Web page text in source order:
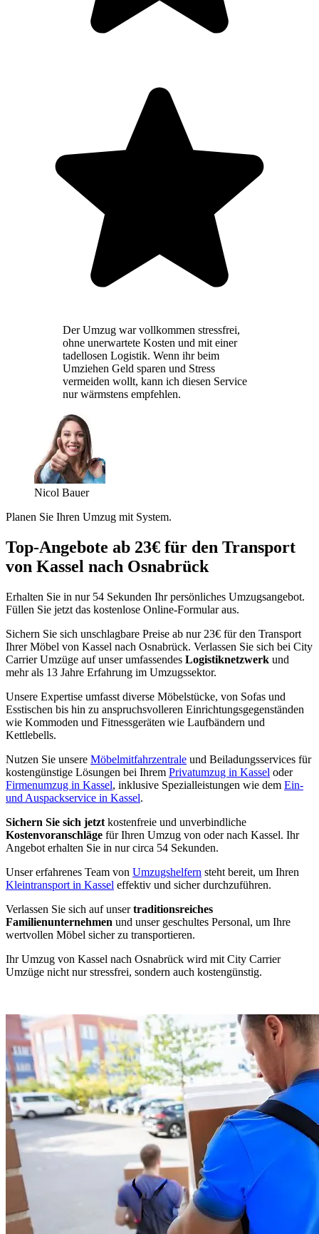
Der Umzug war vollkommen stressfrei,
ohne unerwartete Kosten und mit einer
tadellosen Logistik. Wenn ihr beim
Umziehen Geld sparen und Stress
vermeiden wollt, kann ich diesen Service
nur wärmstens empfehlen.
Nicol Bauer
Planen Sie Ihren Umzug mit System.
Top-Angebote ab 23€ für den Transport
von Kassel nach Osnabrück
Erhalten Sie in nur 54 Sekunden Ihr persönliches Umzugsangebot.
Füllen Sie jetzt das kostenlose Online-Formular aus.
Sichern Sie sich unschlagbare Preise ab nur 23€ für den Transport
Ihrer Möbel von Kassel nach Osnabrück. Verlassen Sie sich bei City
Carrier Umzüge auf unser umfassendes Logistiknetzwerk und
mehr als 13 Jahre Erfahrung im Umzugssektor.
Unsere Expertise umfasst diverse Möbelstücke, von Sofas und
Esstischen bis hin zu anspruchsvolleren Einrichtungsgegenständen
wie Kommoden und Fitnessgeräten wie Laufbändern und
Kettlebells.
Nutzen Sie unsere Möbelmitfahrzentrale und Beiladungsservices für
kostengünstige Lösungen bei Ihrem Privatumzug in Kassel oder
Firmenumzug in Kassel, inklusive Spezialleistungen wie dem Ein-
und Auspackservice in Kassel.
Sichern Sie sich jetzt kostenfreie und unverbindliche
Kostenvoranschläge für Ihren Umzug von oder nach Kassel. Ihr
Angebot erhalten Sie in nur circa 54 Sekunden.
Unser erfahrenes Team von Umzugshelfern steht bereit, um Ihren
Kleintransport in Kassel effektiv und sicher durchzuführen.
Verlassen Sie sich auf unsertraditionsreiches
Familienunternehmen und unser geschultes Personal, um Ihre
wertvollen Möbel sicher zu transportieren.
Ihr Umzug von Kassel nach Osnabrück wird mit City Carrier
Umzüge nicht nur stressfrei, sondern auch kostengünstig.